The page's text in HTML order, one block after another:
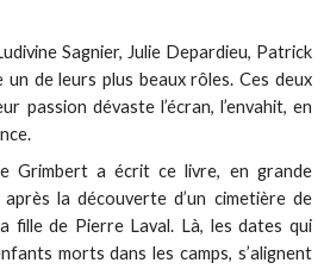
Sagnier, Julie Depardieu, Patrick
de leurs plus beaux rôles. Ces deux
passion dévaste l’écran, l’envahit, en
Grimbert a écrit ce livre, en grande
la découverte d’un cimetière de
fille de Pierre Laval. Là, les dates qui
morts dans les camps, s’alignent